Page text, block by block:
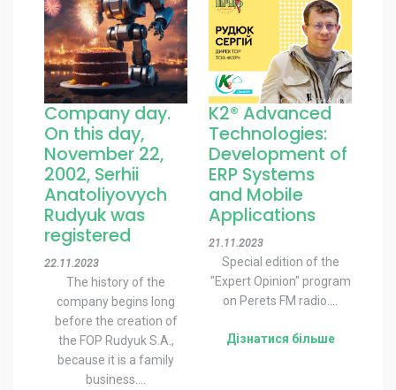
Company day.
On this day,
November 22,
2002, Serhii
Anatoliyovych
Rudyuk was
registered
22.11.2023
The history of the
company begins long
before the creation of
the FOP Rudyuk S.A.,
because it is a family
business....
K2® Advanced
Technologies:
Development of
ERP Systems
and Mobile
Applications
21.11.2023
Special edition of the
"Expert Opinion" program
on Perets FM radio....
Дізнатися більше